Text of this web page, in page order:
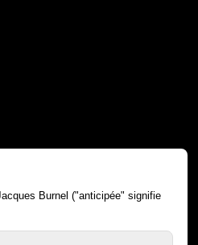
Burnel ("anticipée" signifie